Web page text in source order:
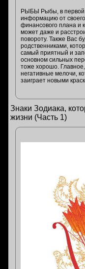
РЫБЫ Рыбы, в первой
информацию от
финансового плана и
может даже и
повороту. Также Вас
родственниками,
самый приятный и
основном сильных
тоже хорошо.
негативные мелочи,
заиграет новыми
Знаки Зодиака,
жизни (Часть 1)